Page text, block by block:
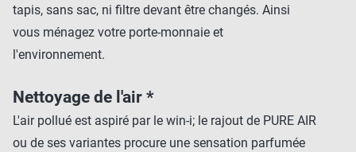
tapis, sans sac, ni filtre devant être changés. Ainsi
vous ménagez votre porte-monnaie et
l'environnement.
Nettoyage de l'air *
L'air pollué est aspiré par le win-i; le rajout de PURE AIR
ou de ses variantes procure une sensation parfumée